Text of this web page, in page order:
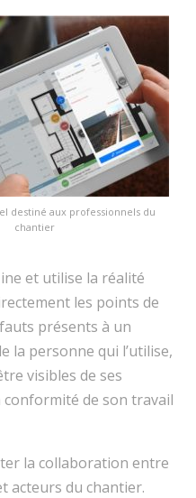
destiné aux professionnels du
chantier
et utilise la réalité
les points de
présents à un
la personne qui l’utilise,
visibles de ses
de son travail
la collaboration entre
acteurs du chantier.